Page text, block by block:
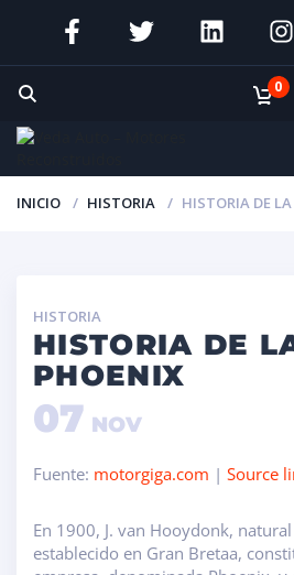
0
INICIO HISTORIA HISTORIA DE
HISTORIA
HISTORIA DE
PHOENIX
07 NOV
Fuente: motorgiga.com | Source
En 1900, J. van Hooydonk,
establecido en Gran Bretaa,